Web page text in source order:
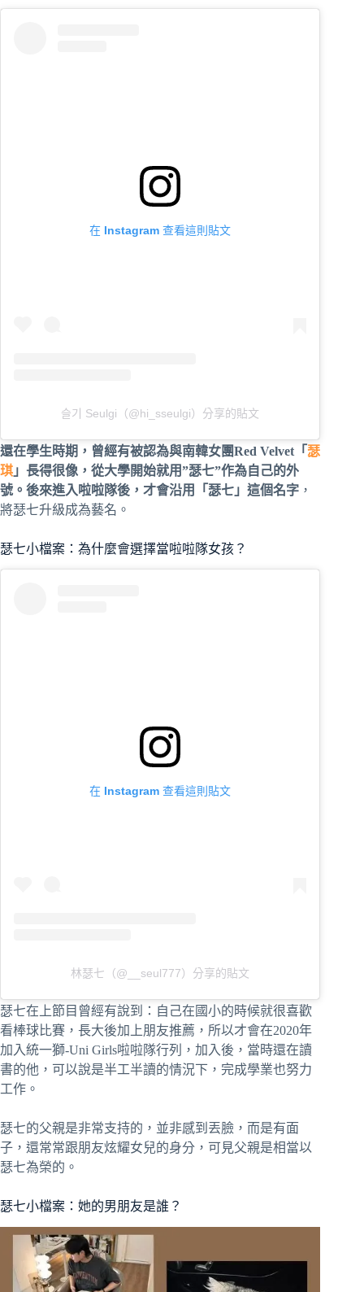
在 Instagram 查看這則貼文
슬기 Seulgi（@hi_sseulgi）分享的貼文
還在學生時期，曾經有被認為與南韓女團Red Velvet「瑟
琪 」長得很像，從大學開始就用”瑟七”作為自己的外
號。後來進入啦啦隊後，才會沿用「瑟七」這個名字 ，
將瑟七升級成為藝名。
瑟七小檔案：為什麼會選擇當啦啦隊女孩？
在 Instagram 查看這則貼文
林瑟七（@__seul777）分享的貼文
瑟七在上節目曾經有說到：自己在國小的時候就很喜歡
看棒球比賽，長大後加上朋友推薦，所以才會在2020年
加入統一獅-Uni Girls啦啦隊行列，加入後，當時還在讀
書的他，可以說是半工半讀的情況下，完成學業也努力
工作。
瑟七的父親是非常支持的，並非感到丟臉，而是有面
子，還常常跟朋友炫耀女兒的身分，可見父親是相當以
瑟七為榮的。
瑟七小檔案：她的男朋友是誰？